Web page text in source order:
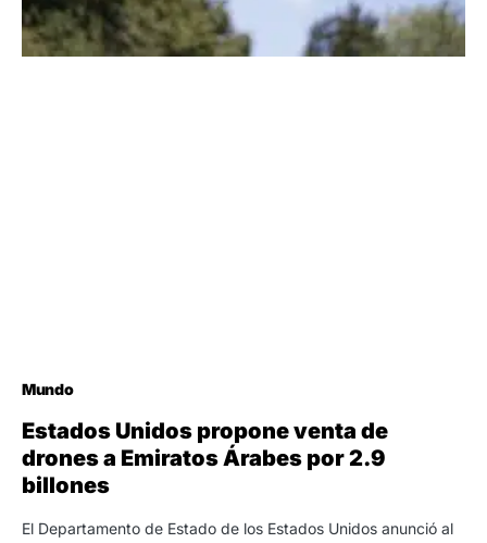
Mundo
Estados Unidos propone venta de
drones a Emiratos Árabes por 2.9
billones
El Departamento de Estado de los Estados Unidos anunció al